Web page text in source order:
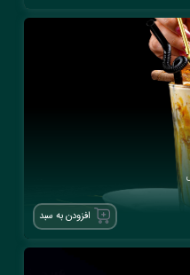
افزودن به سبد